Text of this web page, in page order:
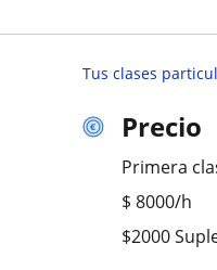
Tus clases
Precio
Primera
$ 8000/h
$2000